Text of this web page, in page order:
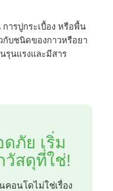
ารปูกระเบื้อง หรือพื้น
กับชนิดของกาวหรือยา
รุนแรงและมีสาร
ภัย เริ่ม
วัสดุที่ใช่!
คอนโดไม่ใช่เรื่อง